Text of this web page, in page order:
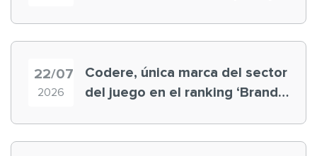
22/07
2026
Codere, única marca del sector
del juego en el ranking ‘Brand